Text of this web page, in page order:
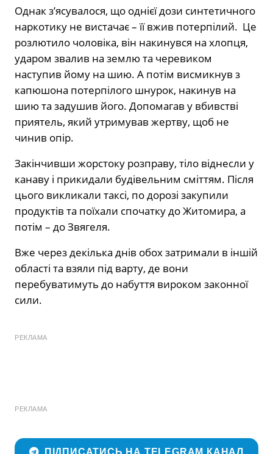
Однак з’ясувалося, що однієї дози синтетичного
наркотику не вистачає – її вжив потерпілий. Це
розлютило чоловіка, він накинувся на хлопця,
ударом звалив на землю та черевиком
наступив йому на шию. А потім висмикнув з
капюшона потерпілого шнурок, накинув на
шию та задушив його. Допомагав у вбивстві
приятель, який утримував жертву, щоб не
чинив опір.
Закінчивши жорстоку розправу, тіло віднесли у
канаву і прикидали будівельним сміттям. Після
цього викликали таксі, по дорозі закупили
продуктів та поїхали спочатку до Житомира, а
потім – до Звягеля.
Вже через декілька днів обох затримали в іншій
області та взяли під варту, де вони
перебуватимуть до набуття вироком законної
сили.
РЕКЛАМА
РЕКЛАМА
ПІДПИСАТИСЬ НА TELEGRAM КАНАЛ